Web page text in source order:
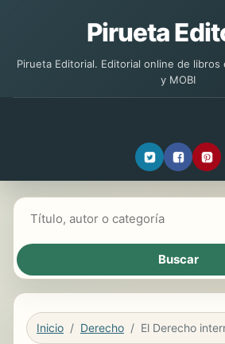
Pirueta
Pirueta Editorial. Editorial online de libros
y MOBI
Inicio Derecho